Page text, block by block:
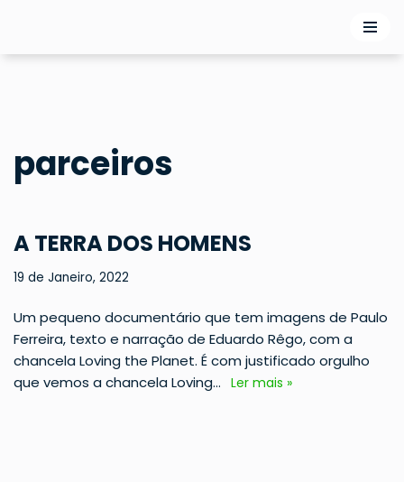
parceiros
A TERRA DOS HOMENS
19 de Janeiro, 2022
Um pequeno documentário que tem imagens de Paulo
Ferreira, texto e narração de Eduardo Rêgo, com a
chancela Loving the Planet. É com justificado orgulho
que vemos a chancela Loving… Ler mais »